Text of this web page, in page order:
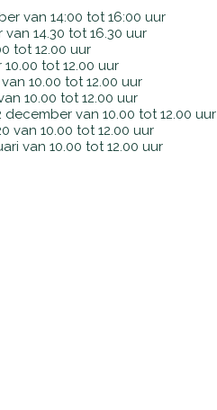
van 14:00 tot 16:00 uur
14.30 tot 16.30 uur
tot 12.00 uur
tot 12.00 uur
10.00 tot 12.00 uur
10.00 tot 12.00 uur
van 10.00 tot 12.00 uur
van 10.00 tot 12.00 uur
van 10.00 tot 12.00 uur